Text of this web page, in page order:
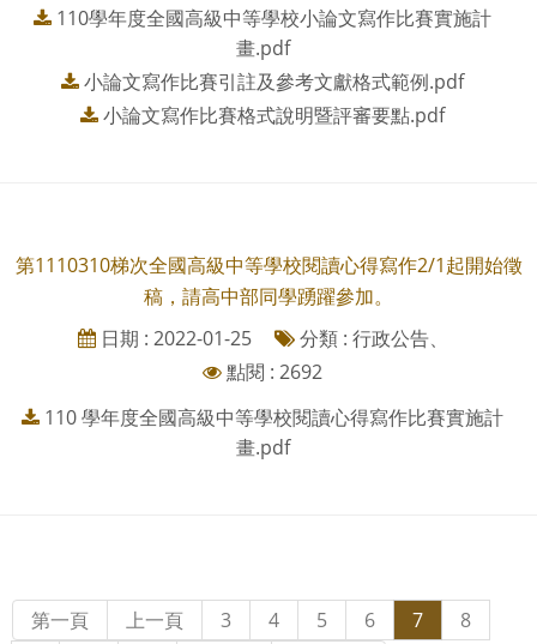
110學年度全國高級中等學校小論文寫作比賽實施計
畫.pdf
小論文寫作比賽引註及參考文獻格式範例.pdf
小論文寫作比賽格式說明暨評審要點.pdf
第1110310梯次全國高級中等學校閱讀心得寫作2/1起開始徵
稿，請高中部同學踴躍參加。
日期 : 2022-01-25
分類 : 行政公告、
點閱 : 2692
110 學年度全國高級中等學校閱讀心得寫作比賽實施計
畫.pdf
第一頁 上一頁 3 4 5 6 7
8